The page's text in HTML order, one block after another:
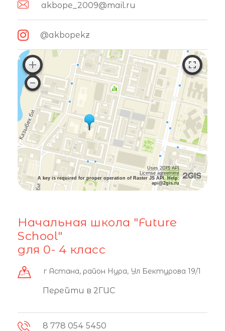
akbope_2009@mail.ru
@akbopekz
Uses 2GIS API
License agreement
A key is required for proper operation of Raster JS API. Help:
api@2gis.ru
Начальная школа "Future
School"
для 0- 4 класс
г Астана, район Нура, Ул Бектурова 19/1
Перейти в 2ГИС
8 778 054 5450